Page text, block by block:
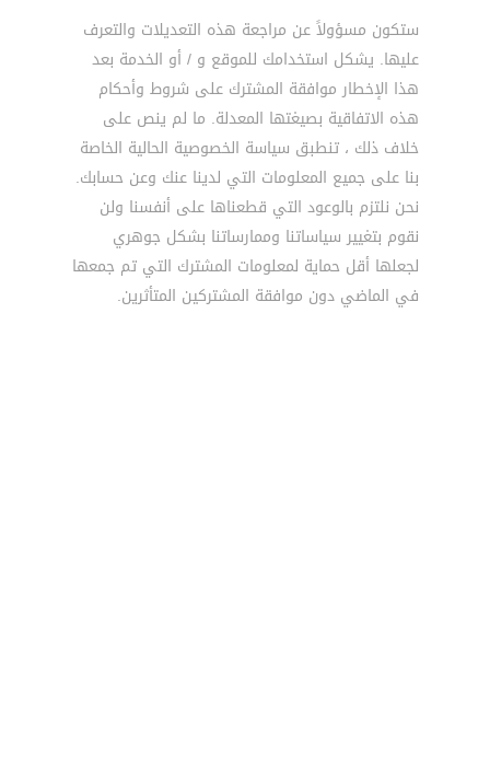
ستكون مسؤولاً عن مراجعة هذه التعديلات والتعرف
عليها. يشكل استخدامك للموقع و / أو الخدمة بعد
هذا الإخطار موافقة المشترك على شروط وأحكام
هذه الاتفاقية بصيغتها المعدلة. ما لم ينص على
خلاف ذلك ، تنطبق سياسة الخصوصية الحالية الخاصة
بنا على جميع المعلومات التي لدينا عنك وعن حسابك.
نحن نلتزم بالوعود التي قطعناها على أنفسنا ولن
نقوم بتغيير سياساتنا وممارساتنا بشكل جوهري
لجعلها أقل حماية لمعلومات المشترك التي تم جمعها
في الماضي دون موافقة المشتركين المتأثرين.